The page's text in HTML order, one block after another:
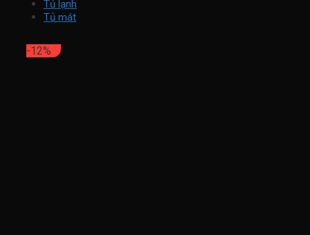
Tủ lạnh
Tủ mát
-12%